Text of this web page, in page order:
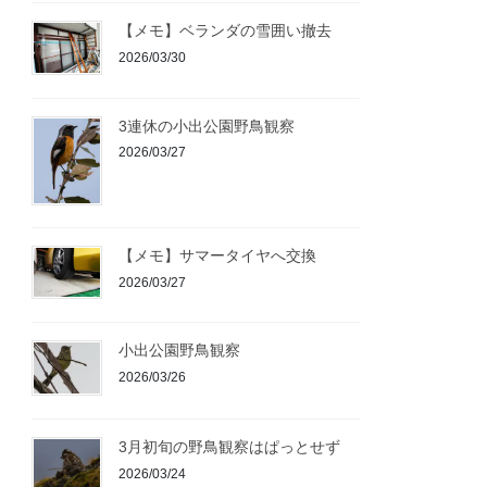
【メモ】ベランダの雪囲い撤去
2026/03/30
3連休の小出公園野鳥観察
2026/03/27
【メモ】サマータイヤへ交換
2026/03/27
小出公園野鳥観察
2026/03/26
3月初旬の野鳥観察はぱっとせず
2026/03/24